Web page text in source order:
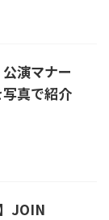
演マナー
真で紹介
JOIN